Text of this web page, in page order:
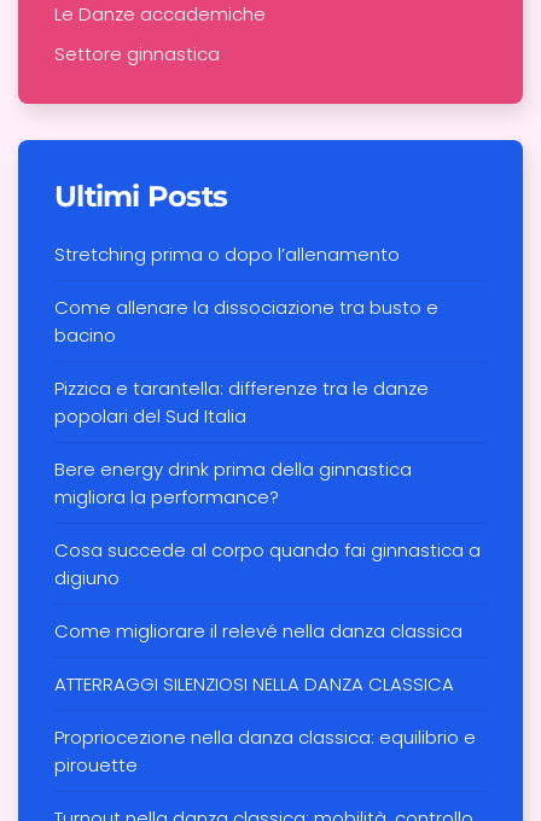
Le Danze accademiche
Settore ginnastica
Ultimi Posts
Stretching prima o dopo l’allenamento
Come allenare la dissociazione tra busto e
bacino
Pizzica e tarantella: differenze tra le danze
popolari del Sud Italia
Bere energy drink prima della ginnastica
migliora la performance?
Cosa succede al corpo quando fai ginnastica a
digiuno
Come migliorare il relevé nella danza classica
ATTERRAGGI SILENZIOSI NELLA DANZA CLASSICA
Propriocezione nella danza classica: equilibrio e
pirouette